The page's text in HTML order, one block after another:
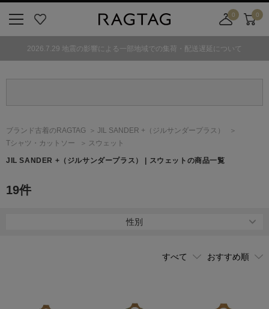
気
0
舗
カ
ト
0
2026.7.29 地震の影響による一部地域での集荷・配送遅延について
ブランド古着のRAGTAG JIL SANDER + （ジルサンダープラス）
Tシャツ・カットソー
スウェット
JIL SANDER + （ジルサンダープラス） | スウェットの商品一覧
19件
性別